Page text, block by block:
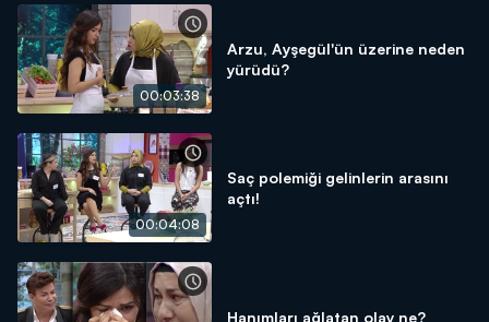
00:03:38
Arzu, Ayşegül'ün üzerine neden
yürüdü?
00:04:08
Saç polemiği gelinlerin arasını
açtı!
Hanımları ağlatan olay ne?